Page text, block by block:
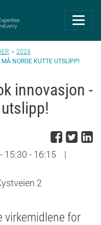
Eyde-Cluster |
2024
NORGE KUTTE UTSLIPP!
innovasjon -
DelDel
15:30 - 16:15
|
2
virkemidlene for